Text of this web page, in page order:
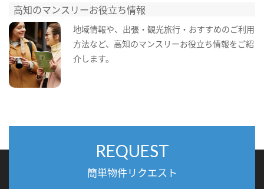
高知のマンスリーお役立ち情報
地域情報や、出張・観光旅行・おすすめのご利用
方法など、高知のマンスリーお役立ち情報をご紹
介します。
REQUEST
簡単物件リクエスト